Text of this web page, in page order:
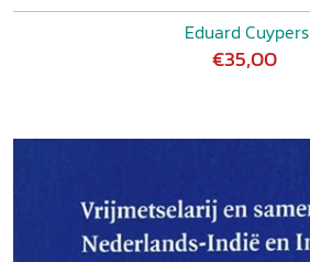
Eduard Cuypers
€35,00